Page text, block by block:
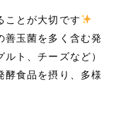
ことが大切です
善玉菌を多く含む発
ト、チーズなど）
酵食品を摂り、多様